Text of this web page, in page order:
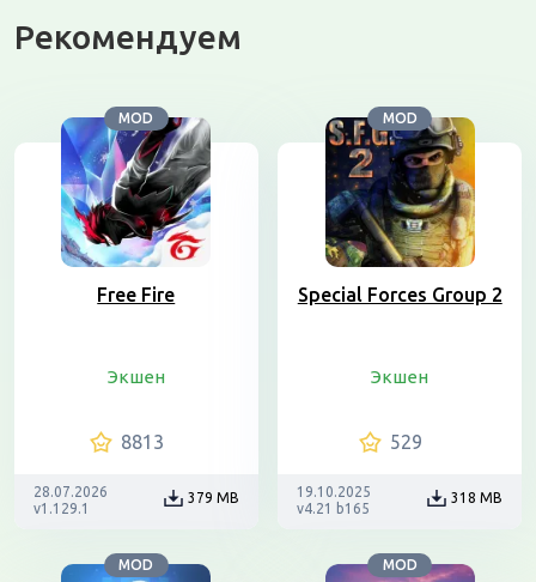
Рекомендуем
MOD
Free Fire
Экшен
8813
28.07.2026
v1.129.1
379 MB
MOD
Special Forces Group 2
Экшен
529
19.10.2025
v4.21 b165
318 MB
MOD MOD